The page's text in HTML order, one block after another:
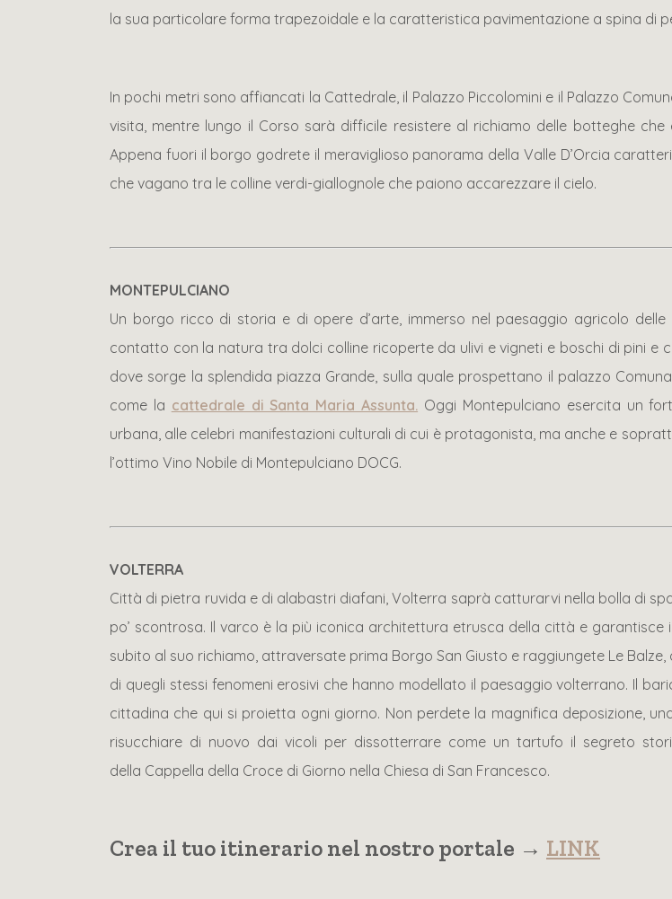
la sua particolare forma trapezoidale e la caratteristica pavimentazione a spina di
In pochi metri sono affiancati la Cattedrale, il Palazzo Piccolomini e il Palazzo
visita, mentre lungo il Corso sarà difficile resistere al richiamo delle botteghe
Appena fuori il borgo godrete il meraviglioso panorama della Valle D’Orcia
che vagano tra le colline verdi-giallognole che paiono accarezzare il cielo.
MONTEPULCIANO
Un borgo ricco di storia e di opere d’arte, immerso nel paesaggio agricolo
contatto con la natura tra dolci colline ricoperte da ulivi e vigneti e boschi di pini e
dove sorge la splendida piazza Grande, sulla quale prospettano il palazzo
come la cattedrale di Santa Maria Assunta. Oggi Montepulciano esercita un
urbana, alle celebri manifestazioni culturali di cui è protagonista, ma anche e
l’ottimo Vino Nobile di Montepulciano DOCG.
VOLTERRA
Città di pietra ruvida e di alabastri diafani, Volterra saprà catturarvi nella bolla di
po’ scontrosa. Il varco è la più iconica architettura etrusca della città e
subito al suo richiamo, attraversate prima Borgo San Giusto e raggiungete Le
di quegli stessi fenomeni erosivi che hanno modellato il paesaggio volterrano. Il
cittadina che qui si proietta ogni giorno. Non perdete la magnifica deposizione,
risucchiare di nuovo dai vicoli per dissotterrare come un tartufo il segreto
della Cappella della Croce di Giorno nella Chiesa di San Francesco.
Crea il tuo itinerario nel nostro portale → LINK